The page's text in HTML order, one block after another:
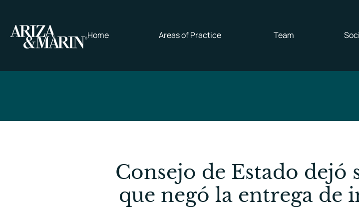
Home Areas of Practice Team
Consejo de Estado dejó
que negó la entrega